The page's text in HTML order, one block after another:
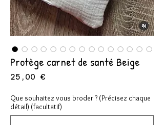
Protège carnet de santé Beige
25,00 €
Que souhaitez vous broder ? (Précisez chaque
détail) (facultatif)